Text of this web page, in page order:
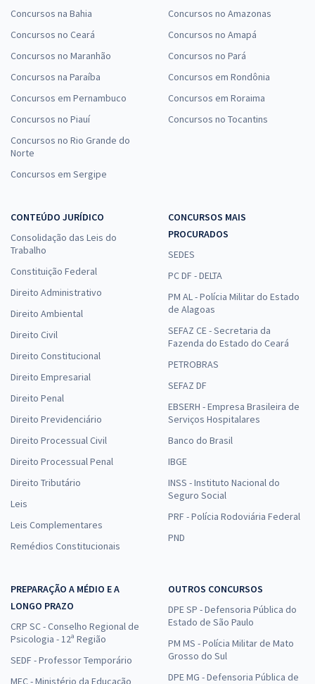
Concursos na Bahia
Concursos no Ceará
Concursos no Maranhão
Concursos na Paraíba
Concursos em Pernambuco
Concursos no Piauí
Concursos no Rio Grande do
Norte
Concursos em Sergipe
Concursos no Amazonas
Concursos no Amapá
Concursos no Pará
Concursos em Rondônia
Concursos em Roraima
Concursos no Tocantins
CONTEÚDO JURÍDICO
Consolidação das Leis do
Trabalho
Constituição Federal
Direito Administrativo
Direito Ambiental
Direito Civil
Direito Constitucional
Direito Empresarial
Direito Penal
Direito Previdenciário
Direito Processual Civil
Direito Processual Penal
Direito Tributário
Leis
Leis Complementares
Remédios Constitucionais
CONCURSOS MAIS
PROCURADOS
SEDES
PC DF - DELTA
PM AL - Polícia Militar do Estado
de Alagoas
SEFAZ CE - Secretaria da
Fazenda do Estado do Ceará
PETROBRAS
SEFAZ DF
EBSERH - Empresa Brasileira de
Serviços Hospitalares
Banco do Brasil
IBGE
INSS - Instituto Nacional do
Seguro Social
PRF - Polícia Rodoviária Federal
PND
PREPARAÇÃO A MÉDIO E A
LONGO PRAZO
CRP SC - Conselho Regional de
Psicologia - 12ª Região
SEDF - Professor Temporário
MEC - Ministério da Educação
OUTROS CONCURSOS
DPE SP - Defensoria Pública do
Estado de São Paulo
PM MS - Polícia Militar de Mato
Grosso do Sul
DPE MG - Defensoria Pública de